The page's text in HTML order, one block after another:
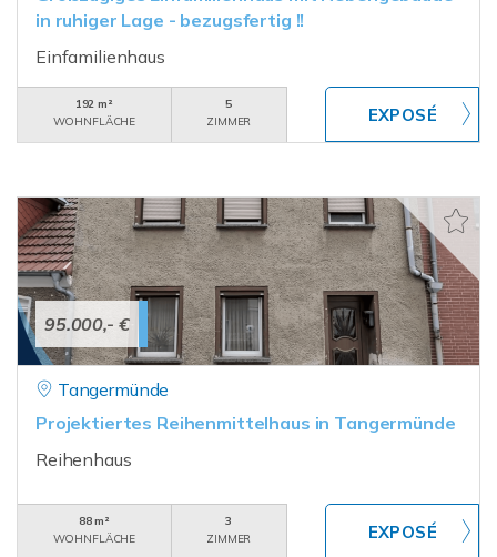
in ruhiger Lage - bezugsfertig !!
Einfamilienhaus
192 m²
WOHNFLÄCHE
5
ZIMMER
95.000,- €
Tangermünde
Projektiertes Reihenmittelhaus in Tangermünde
Reihenhaus
88 m²
WOHNFLÄCHE
3
ZIMMER